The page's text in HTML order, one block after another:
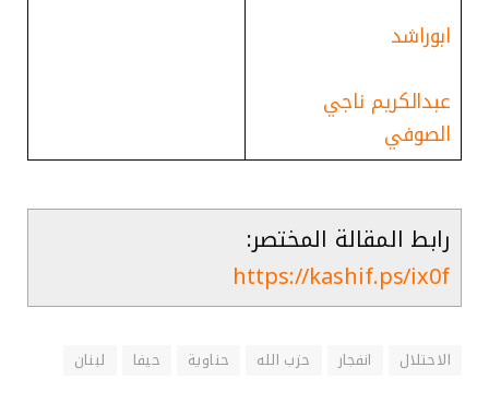
ابوراشد
عبدالكريم ناجي
الصوفي
رابط المقالة المختصر:
https://kashif.ps/ix0f
الاحتلال انفجار حزب الله حناوية حيفا لبنان